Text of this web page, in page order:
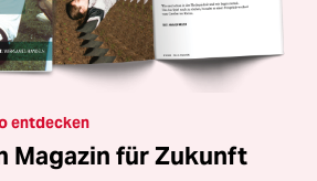
entdecken
Magazin für Zukunft